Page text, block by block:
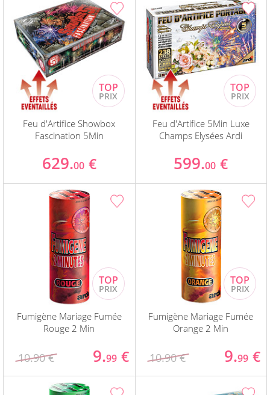
Feu d'Artifice Showbox
Fascination 5Min
629.00 €
Feu d'Artifice 5Min Luxe
Champs Elysées Ardi
599.00 €
Fumigène Mariage Fumée
Rouge 2 Min
10.90 € 9.99 €
Fumigène Mariage Fumée
Orange 2 Min
10.90 € 9.99 €